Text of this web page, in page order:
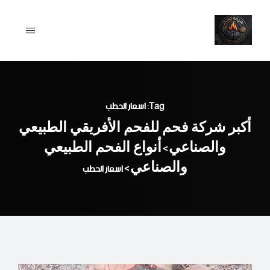
content
Tag: اسعار الحطب
أكبر شركة فحم للفحم الأفريقي الطبيعي
والصناعي>أنواع الفحم الطبيعي
والصناعي>اسعار الحطب